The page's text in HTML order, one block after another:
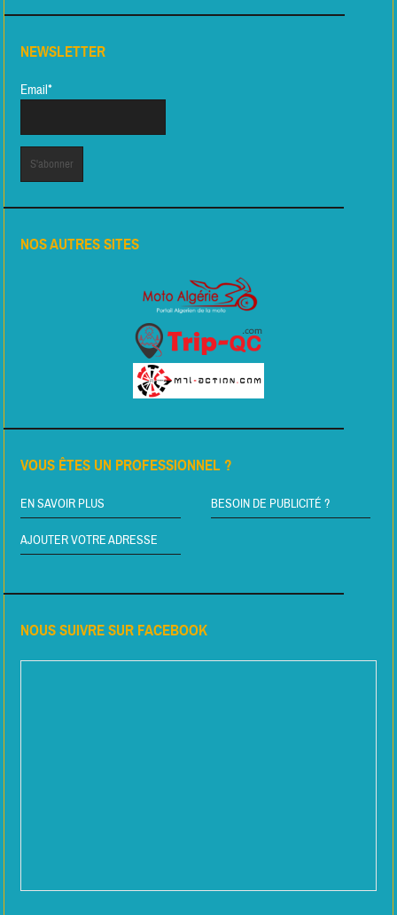
NEWSLETTER
Email*
NOS AUTRES SITES
VOUS ÊTES UN PROFESSIONNEL ?
EN SAVOIR PLUS BESOIN DE PUBLICITÉ ?
AJOUTER VOTRE ADRESSE
NOUS SUIVRE SUR FACEBOOK